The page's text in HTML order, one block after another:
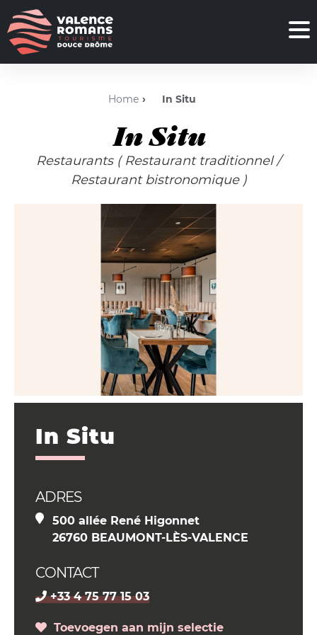
Home In Situ
In Situ
Restaurants ( Restaurant traditionnel/
Restaurant bistronomique )
In Situ
ADRES
500 allée René Higonnet
26760 BEAUMONT-LÈS-VALENCE
CONTACT
+33 4 75 77 15 03
Toevoegen aan mijn selectie